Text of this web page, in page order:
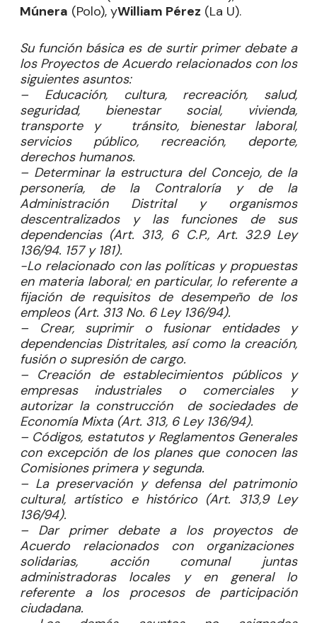
Múnera (Polo), yWilliam Pérez (La U).
Su función básica es de surtir primer debate a
los Proyectos de Acuerdo relacionados con los
siguientes asuntos:
– Educación, cultura, recreación, salud,
seguridad, bienestar social, vivienda,
transporte y tránsito, bienestar laboral,
servicios público, recreación, deporte,
derechos humanos.
– Determinar la estructura del Concejo, de la
personería, de la Contraloría y de la
Administración Distrital y organismos
descentralizados y las funciones de sus
dependencias (Art. 313, 6 C.P., Art. 32.9 Ley
136/94. 157 y 181).
-Lo relacionado con las políticas y propuestas
en materia laboral; en particular, lo referente a
fijación de requisitos de desempeño de los
empleos (Art. 313 No. 6 Ley 136/94).
– Crear, suprimir o fusionar entidades y
dependencias Distritales, así como la creación,
fusión o supresión de cargo.
– Creación de establecimientos públicos y
empresas industriales o comerciales y
autorizar la construcción de sociedades de
Economía Mixta (Art. 313, 6 Ley 136/94).
– Códigos, estatutos y Reglamentos Generales
con excepción de los planes que conocen las
Comisiones primera y segunda.
– La preservación y defensa del patrimonio
cultural, artístico e histórico (Art. 313,9 Ley
136/94).
– Dar primer debate a los proyectos de
Acuerdo relacionados con organizaciones
solidarias, acción comunal juntas
administradoras locales y en general lo
referente a los procesos de participación
ciudadana.